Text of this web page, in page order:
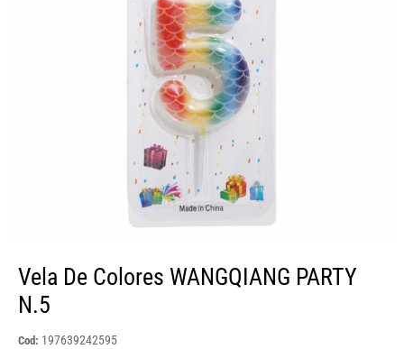
Vela De Colores WANGQIANG PARTY
N.5
Cod: 197639242595